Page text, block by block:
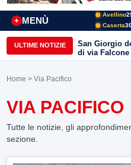
MENÙ
+
Avellino
Caserta
ULTIME NOTIZIE
San Giorgio
di via
Lombardi
Home > Via Pacifico
VIA PACIFICO
Tutte le notizie, gli
sezione.